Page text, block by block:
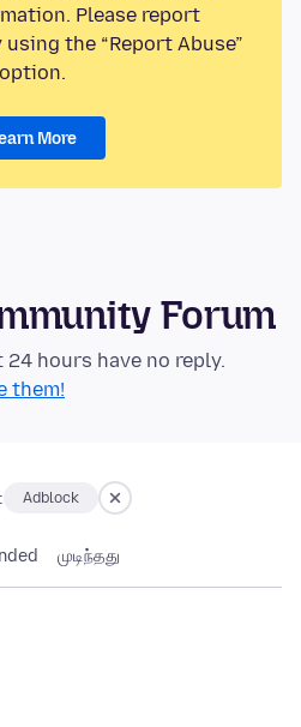
Please report
the “Report Abuse”
option.
More
Forum
hours have no reply.
them!
Adblock
முடிந்தது